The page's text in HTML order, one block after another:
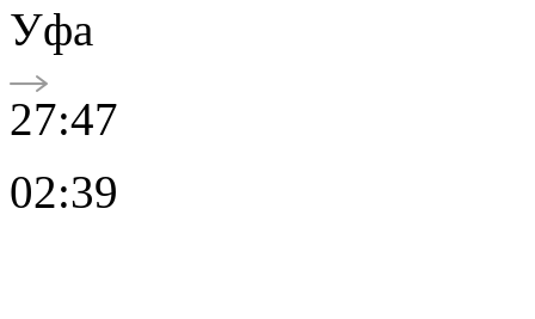
Уфа
27:47
02:39